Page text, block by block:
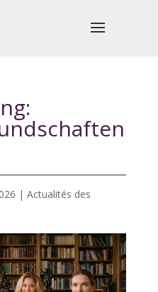
| Actualités des